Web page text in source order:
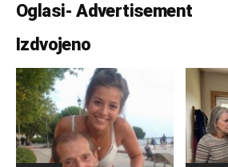
Oglasi- Advertisement
Izdvojeno